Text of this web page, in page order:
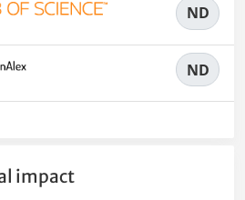
ND
ND
impact